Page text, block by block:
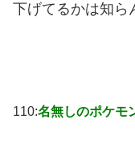
下げてるかは知ら
110:名無しのポケモ